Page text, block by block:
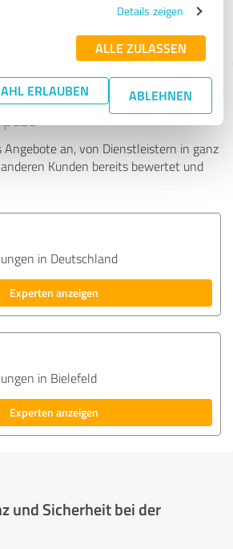
Details zeigen
ALLE ZULASSEN
ERLAUBEN ABLEHNEN
Experten finden - mit
Angebote an, von Dienstleistern in ganz
Kunden bereits bewertet und
in Deutschland
Experten anzeigen
in Bielefeld
Experten anzeigen
und Sicherheit bei der